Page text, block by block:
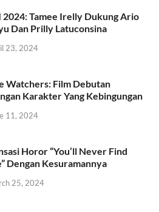
2024: Tamee Irelly Dukung Ario
Dan Prilly Latuconsina
23, 2024
Watchers: Film Debutan
Karakter Yang Kebingungan
11, 2024
Horor “You’ll Never Find
Dengan Kesuramannya
25, 2024